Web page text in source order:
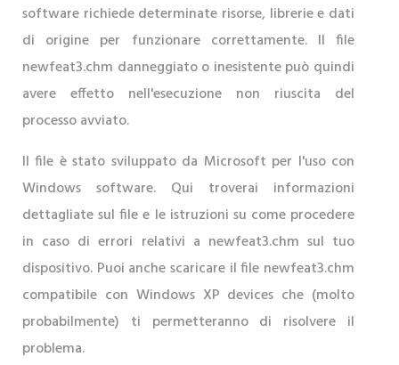
software richiede determinate risorse, librerie e dati
di origine per funzionare correttamente. Il file
newfeat3.chm danneggiato o inesistente può quindi
avere effetto nell'esecuzione non riuscita del
processo avviato.
Il file è stato sviluppato da Microsoft per l'uso con
Windows software. Qui troverai informazioni
dettagliate sul file e le istruzioni su come procedere
in caso di errori relativi a newfeat3.chm sul tuo
dispositivo. Puoi anche scaricare il file newfeat3.chm
compatibile con Windows XP devices che (molto
probabilmente) ti permetteranno di risolvere il
problema.